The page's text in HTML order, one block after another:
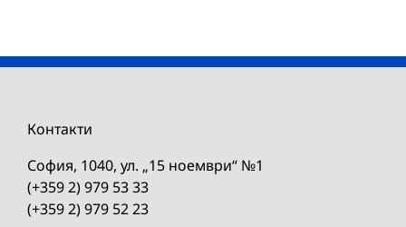
Контакти
София, 1040, ул. „15 ноември“ №1
(+359 2) 979 53 33
(+359 2) 979 52 23